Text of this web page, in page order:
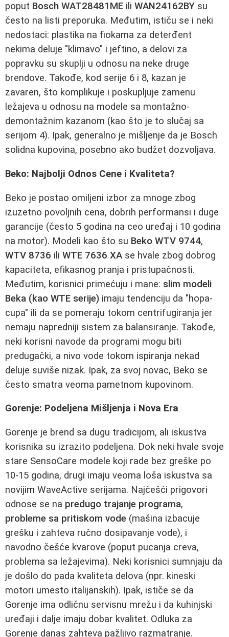
poput Bosch WAT28481ME ili WAN24162BY su
često na listi preporuka. Međutim, ističu se i neki
nedostaci: plastika na fiokama za deterđent
nekima deluje "klimavo" i jeftino, a delovi za
popravku su skuplji u odnosu na neke druge
brendove. Takođe, kod serije 6 i 8, kazan je
zavaren, što komplikuje i poskupljuje zamenu
ležajeva u odnosu na modele sa montažno-
demontažnim kazanom (kao što je to slučaj sa
serijom 4). Ipak, generalno je mišljenje da je Bosch
solidna kupovina, posebno ako budžet dozvoljava.
Beko: Najbolji Odnos Cene i Kvaliteta?
Beko je postao omiljeni izbor za mnoge zbog
izuzetno povoljnih cena, dobrih performansi i duge
garancije (često 5 godina na ceo uređaj i 10 godina
na motor). Modeli kao što su Beko WTV 9744,
WTV 8736 ili WTE 7636 XA se hvale zbog dobrog
kapaciteta, efikasnog pranja i pristupačnosti.
Međutim, korisnici primećuju i mane: slim modeli
Beka (kao WTE serije) imaju tendenciju da "hopa-
cupa" ili da se pomeraju tokom centrifugiranja jer
nemaju napredniji sistem za balansiranje. Takođe,
neki korisni navode da programi mogu biti
predugački, a nivo vode tokom ispiranja nekad
deluje suviše nizak. Ipak, za svoj novac, Beko se
često smatra veoma pametnom kupovinom.
Gorenje: Podeljena Mišljenja i Nova Era
Gorenje je brend sa dugu tradicijom, ali iskustva
korisnika su izrazito podeljena. Dok neki hvale svoje
stare SensoCare modele koji rade bez greške po
10-15 godina, drugi imaju veoma loša iskustva sa
novijim WaveActive serijama. Najčešći prigovori
odnose se na predugo trajanje programa,
probleme sa pritiskom vode (mašina izbacuje
grešku i zahteva ručno dosipavanje vode), i
navodno češće kvarove (poput pucanja creva,
problema sa ležajevima). Neki korisnici sumnjaju da
je došlo do pada kvaliteta delova (npr. kineski
motori umesto italijanskih). Ipak, ističe se da
Gorenje ima odličnu servisnu mrežu i da kuhinjski
uređaji i dalje imaju dobar kvalitet. Odluka za
Gorenje danas zahteva pažljivo razmatranje.